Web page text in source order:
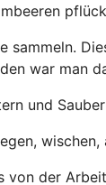
war man
und
wischen,
der